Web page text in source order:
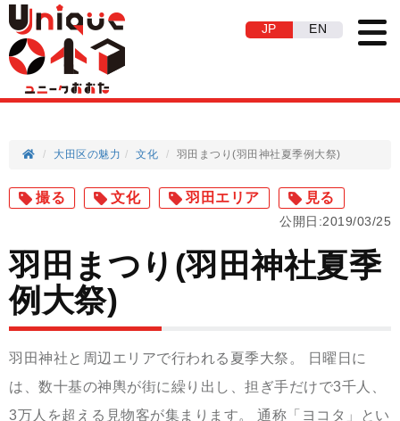
JP EN
大田区の魅力 文化 羽田まつり(羽田神社夏季例大祭)
撮る 文化 羽田エリア 見る
公開日:2019/03/25
羽田まつり(羽田神社夏季
例大祭)
羽田神社と周辺エリアで行われる夏季大祭。 日曜日に
は、数十基の神輿が街に繰り出し、担ぎ手だけで3千人、
3万人を超える見物客が集まります。 通称「ヨコタ」とい